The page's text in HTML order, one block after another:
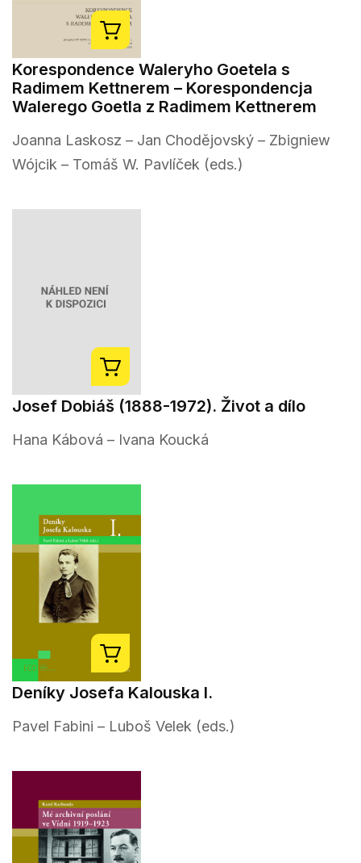
Korespondence Waleryho Goetela s
Radimem Kettnerem – Korespondencja
Walerego Goetla z Radimem Kettnerem
Joanna Laskosz – Jan Chodějovský – Zbigniew
Wójcik – Tomáš W. Pavlíček (eds.)
Josef Dobiáš (1888-1972). Život a dílo
Hana Kábová – Ivana Koucká
Deníky Josefa Kalouska I.
Pavel Fabini – Luboš Velek (eds.)